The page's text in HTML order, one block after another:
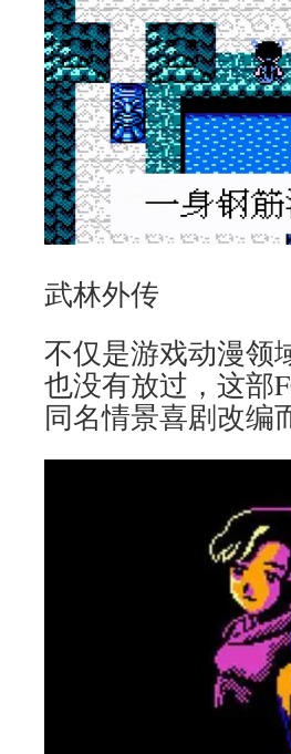
武林外传
不仅是游戏动漫领
也没有放过，这部
同名情景喜剧改编